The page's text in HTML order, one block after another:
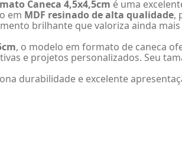
Caneca 4,5x4,5cm é uma
em MDF resinado de alta qualidade,
brilhante que valoriza ainda
, o modelo em formato de caneca
e projetos personalizados. Seu
durabilidade e excelente